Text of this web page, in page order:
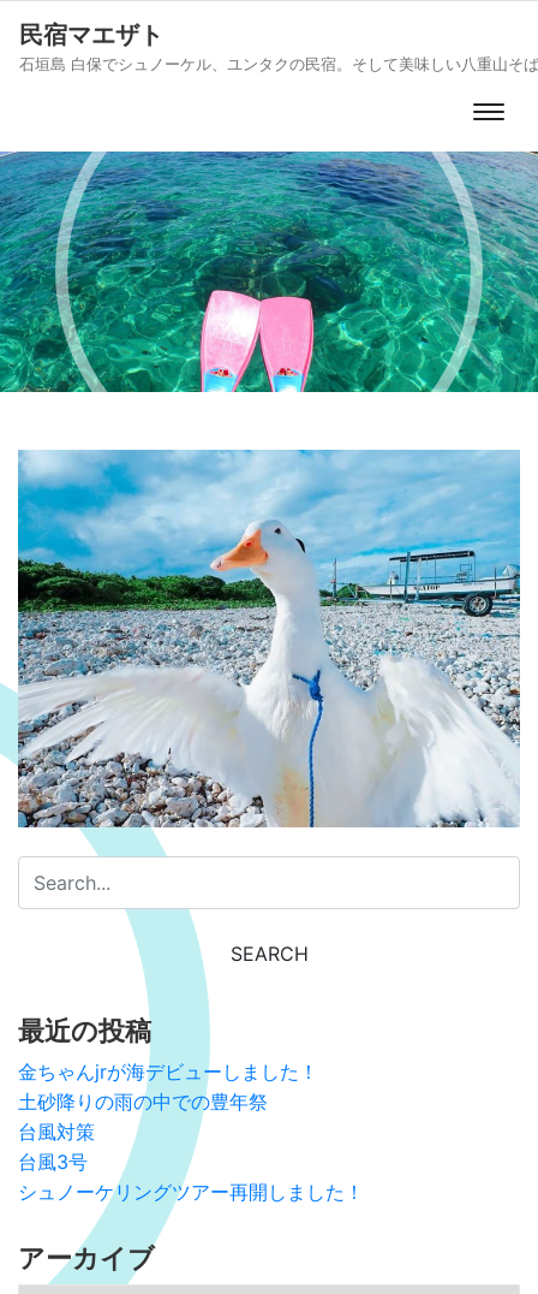
民宿マエザト
石垣島 白保でシュノーケル、ユンタクの民宿。そして美味しい八重山そ
最近の投稿
金ちゃんjrが海デビューしました！
土砂降りの雨の中での豊年祭
台風対策
台風3号
シュノーケリングツアー再開しました！
アーカイブ